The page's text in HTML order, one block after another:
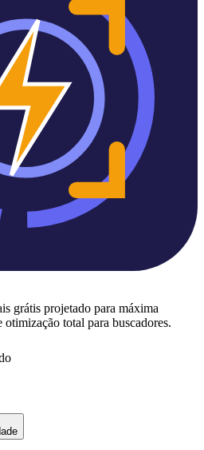
grátis projetado para máxima
total para buscadores.